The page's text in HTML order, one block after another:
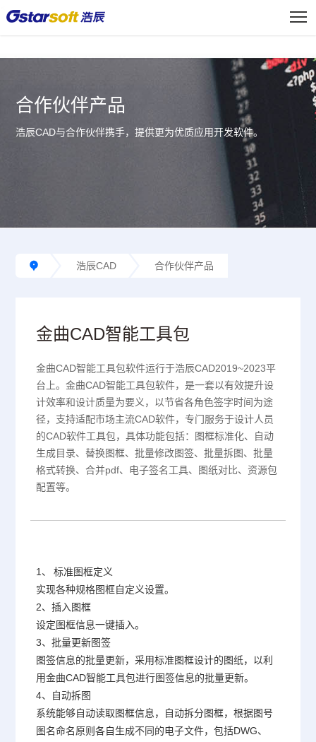
合作伙伴产品
浩辰CAD与合作伙伴携手，提供更为优质应用开发软件。
浩辰CAD 合作伙伴产品
金曲CAD智能工具包
金曲CAD智能工具包软件运行于浩辰CAD2019~2023平
台上。金曲CAD智能工具包软件，是一套以有效提升设
计效率和设计质量为要义，以节省各角色签字时间为途
径，支持适配市场主流CAD软件，专门服务于设计人员
的CAD软件工具包，具体功能包括：图框标准化、自动
生成目录、替换图框、批量修改图签、批量拆图、批量
格式转换、合并pdf、电子签名工具、图纸对比、资源包
配置等。
1、
标准图框定义
实现各种规格图框自定义设置。
2、插入图框
设定图框信息一键插入。
3、批量更新图签
图签信息的批量更新，采用标准图框设计的图纸，以利
用金曲CAD智能工具包进行图签信息的批量更新。
4、自动拆图
系统能够自动读取图框信息，自动拆分图框，根据图号
图名命名原则各自生成不同的电子文件，包括DWG、